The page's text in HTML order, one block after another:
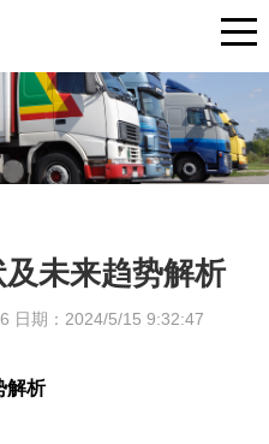
未来趋势解析
日期：2024/5/15 9:32:47
解析